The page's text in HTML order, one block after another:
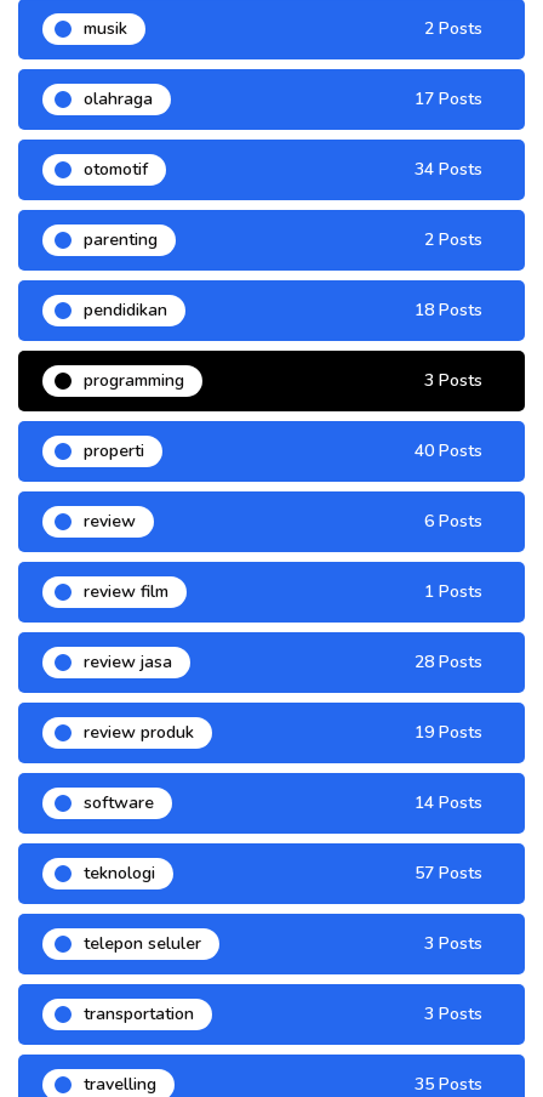
musik 2 Posts
olahraga 17 Posts
otomotif 34 Posts
parenting 2 Posts
pendidikan 18 Posts
programming 3 Posts
properti 40 Posts
review 6 Posts
review film 1 Posts
review jasa 28 Posts
review produk 19 Posts
software 14 Posts
teknologi 57 Posts
telepon seluler 3 Posts
transportation 3 Posts
travelling 35 Posts